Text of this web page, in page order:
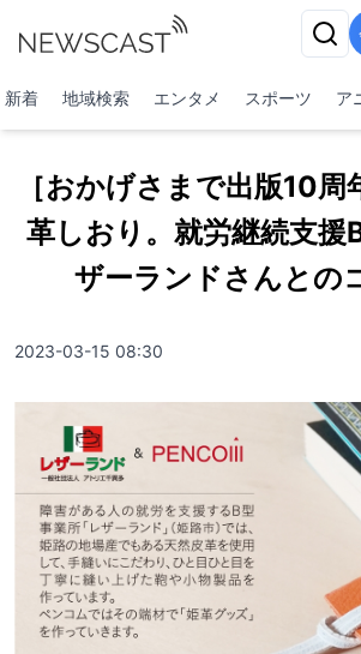
新着 地域検索 エンタメ スポーツ ア
［おかげさまで出版10周
革しおり。就労継続支援
ザーランドさんとの
2023-03-15 08:30